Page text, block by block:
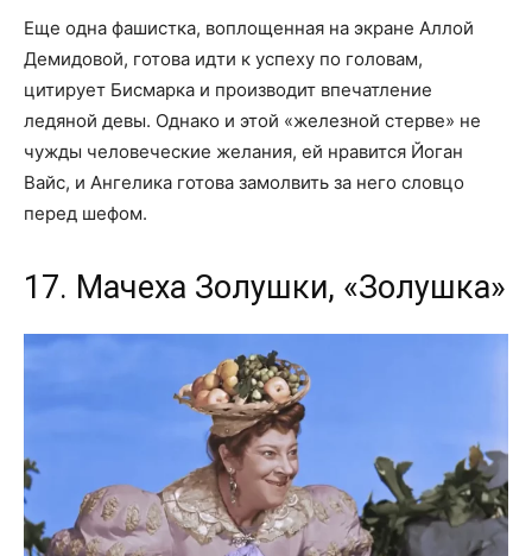
Еще одна фашистка, воплощенная на экране Аллой
Демидовой, готова идти к успеху по головам,
цитирует Бисмарка и производит впечатление
ледяной девы. Однако и этой «железной стерве» не
чужды человеческие желания, ей нравится Йоган
Вайс, и Ангелика готова замолвить за него словцо
перед шефом.
17. Мачеха Золушки, «Золушка»